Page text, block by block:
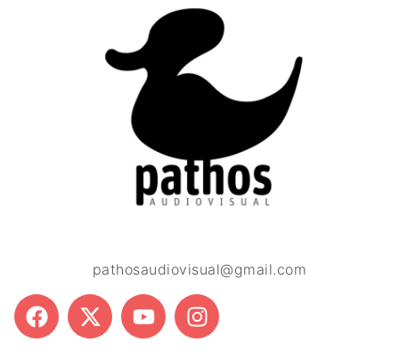
pathosaudiovisual@gmail.com